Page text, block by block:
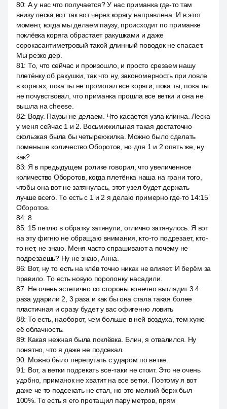
80: А у нас что получается? У нас приманка где-то там
внизу леска вот так вот через корягу направлена. И в этот
момент, когда мы делаем паузу, происходит по приманке
поклёвка коряга обрастает ракушками и даже
сорокасантиметровый такой длинный поводок не спасает.
Мы резко дер.
81: То, что сейчас и произошло, и просто срезаем нашу
плетёнку об ракушки, так что ну, закономерность при ловле
в корягах, пока ты не промотал все коряги, пока ты, пока ты
не почувствовал, что приманка прошла все ветки и она не
вышла на cheese.
82: Воду. Паузы не делаем. Что касается узла клинча. Леска
у меня сейчас 1 и 2. Восьмижильная такая достаточно
скользкая была бы четырехжилка. Можно было сделать
поменьше количество Оборотов, но для 1 и 2 опять же, ну
как?
83: Я в предыдущем ролике говорил, что увеличенное
количество Оборотов, когда плетёнка наша на грани того,
чтобы она вот не затянулась, этот узел будет держать
лучше всего. То есть с 1 и 2 я делаю примерно где-то 14:15
Оборотов.
84: 8
85: 15 петлю в обратку затянули, отлично затянулось. Я вот
на эту фигню не обращаю внимания, кто-то подрезает, кто-
то нет, не знаю. Меня часто спрашивают а почему не
подрезаешь? Ну не знаю, Анна.
86: Вот, ну то есть на клёв точно никак не влияет. И берём за
правило. То есть новую поролонку насадили.
87: Не очень эстетично со стороны конечно выглядит 3 4
раза ударили 2, 3 раза и как бы она стала такая более
пластичная и сразу будет у вас офигенно ловить
88: То есть, наоборот, чем больше в ней воздуха, тем хуже
её облачность.
89: Какая нежная была поклёвка. Блин, я отвалился. Ну
понятно, что я даже не подсекал.
90: Можно было перепутать с ударом по ветке.
91: Вот, а ветки подсекать все-таки не стоит. Это не очень
удобно, приманок не хватит на все ветки. Поэтому я вот
даже че то подсекать не стал, но это мелкий берж был
100%. То есть я его протащил пару метров, прям